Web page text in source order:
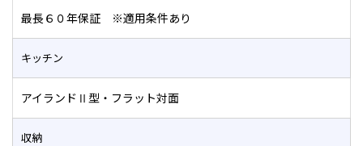
最長６０年保証 ※適用条件あり
キッチン
アイランドⅡ型・フラット対面
収納